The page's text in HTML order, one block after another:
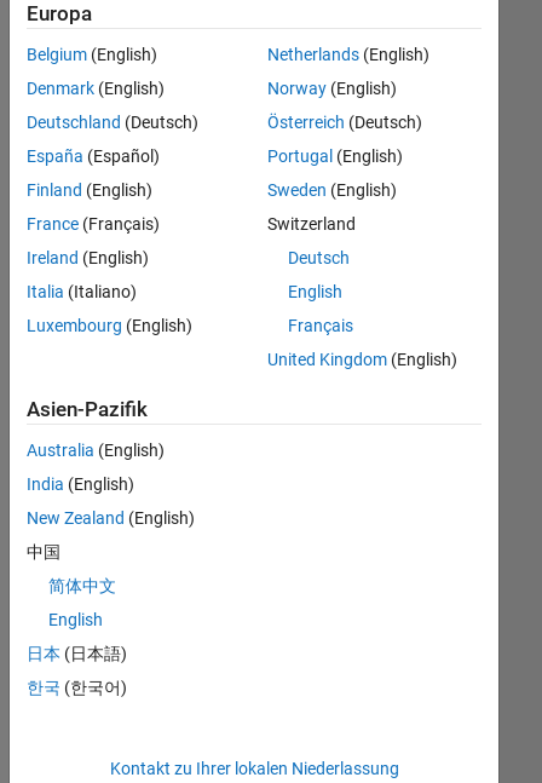
Ihren
Suchkriterien
entsprechen.
können
die
Suchkriterien
weiter
fassen
oder
alle
Stellenangebote
anzeigen .
noch
keine
offenen
Stellen
können,
die
Ihren
entsprechen,
werden
unseres
Europa
Belgium (English)
Denmark (English)
Deutschland (Deutsch)
España (Español)
Finland (English)
France (Français)
Ireland (English)
Italia (Italiano)
Luxembourg (English)
Netherlands(English)
Norway(English)
Österreich (Deutsch)
Portugal (English)
Sweden (English)
Switzerland
Deutsch
English
Français
United Kingdom(English)
Asien-Pazifik
Australia (English)
India (English)
New Zealand (English)
中国
简体中文
English
日本 (日本語)
한국 (한국어)
Kontakt zu Ihrer lokalen Niederlassung